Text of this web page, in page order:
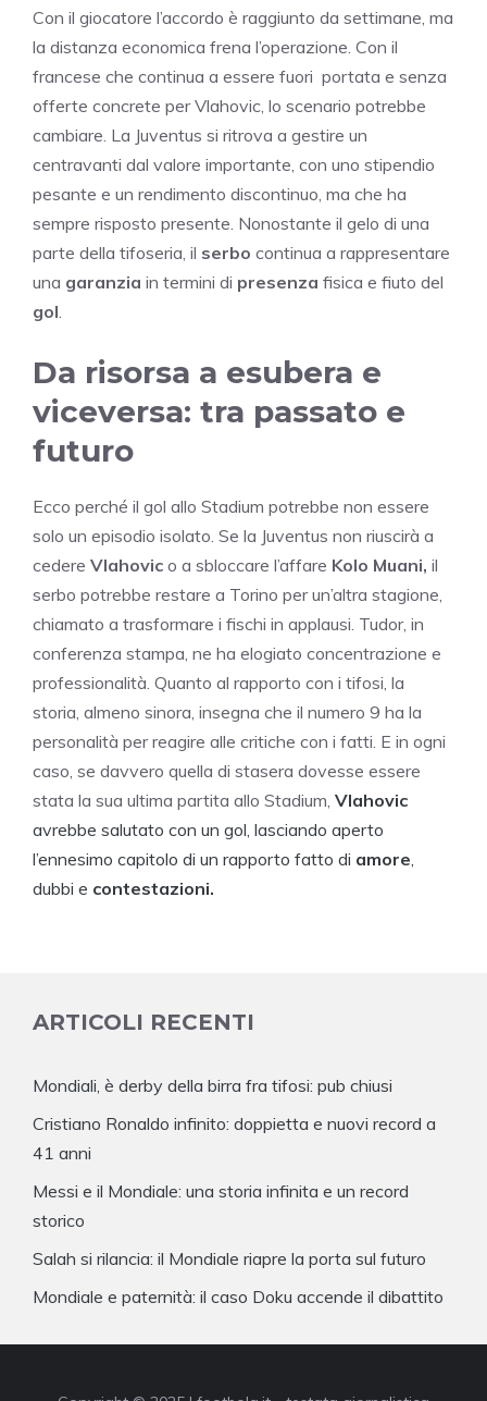
Con il giocatore l’accordo è raggiunto da settimane, ma
la distanza economica frena l’operazione. Con il
francese che continua a essere fuori portata e senza
offerte concrete per Vlahovic, lo scenario potrebbe
cambiare. La Juventus si ritrova a gestire un
centravanti dal valore importante, con uno stipendio
pesante e un rendimento discontinuo, ma che ha
sempre risposto presente. Nonostante il gelo di una
parte della tifoseria, il serbo continua a rappresentare
una garanzia in termini di presenza fisica e fiuto del
gol
Da risorsa a esubera e
viceversa: tra passato e
futuro
Ecco perché il gol allo Stadium potrebbe non essere
solo un episodio isolato. Se la Juventus non riuscirà a
cedere Vlahovic o a sbloccare l’affare Kolo Muani, il
serbo potrebbe restare a Torino per un’altra stagione,
chiamato a trasformare i fischi in applausi. Tudor, in
conferenza stampa, ne ha elogiato concentrazione e
professionalità. Quanto al rapporto con i tifosi, la
storia, almeno sinora, insegna che il numero 9 ha la
personalità per reagire alle critiche con i fatti. E in ogni
caso, se davvero quella di stasera dovesse essere
stata la sua ultima partita allo Stadium, Vlahovic
avrebbe salutato con un gol, lasciando aperto
l’ennesimo capitolo di un rapporto fatto di amore
dubbi e contestazioni.
ARTICOLI RECENTI
Mondiali, è derby della birra fra tifosi: pub chiusi
Cristiano Ronaldo infinito: doppietta e nuovi record a
41 anni
Messi e il Mondiale: una storia infinita e un record
storico
Salah si rilancia: il Mondiale riapre la porta sul futuro
Mondiale e paternità: il caso Doku accende il dibattito